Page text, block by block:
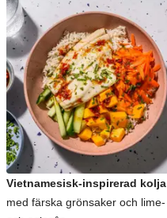
Vietnamesisk-inspirerad kolja
med färska grönsaker och lime-